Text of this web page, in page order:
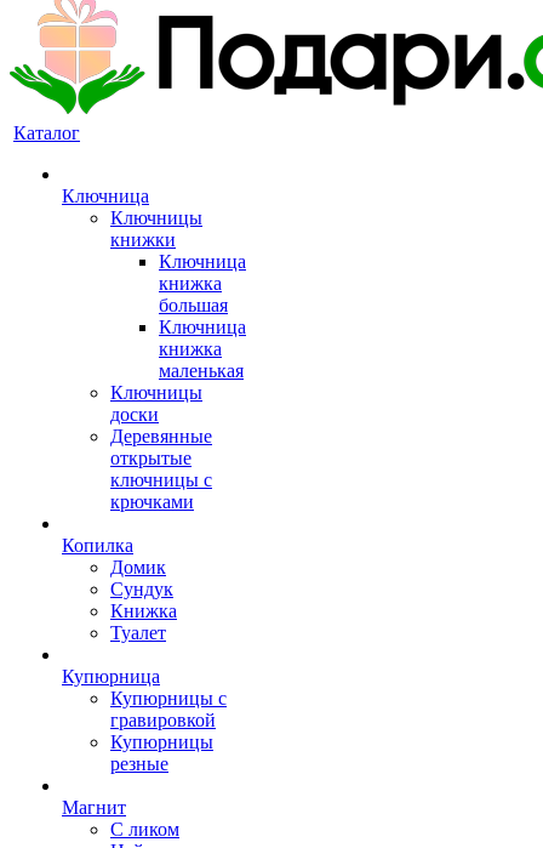
Каталог
Ключница
Ключницы
книжки
Ключница
книжка
большая
Ключница
книжка
маленькая
Ключницы
доски
Деревянные
открытые
ключницы с
крючками
Копилка
Домик
Сундук
Книжка
Туалет
Купюрница
Купюрницы с
гравировкой
Купюрницы
резные
Магнит
С ликом